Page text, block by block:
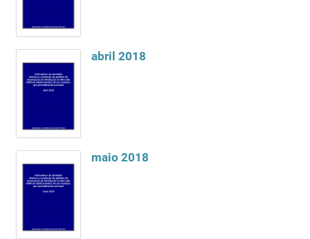
abril 2018
maio 2018